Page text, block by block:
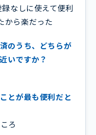
なしに使えて便利
から楽だった
のうち、どちらが
いですか？
とが最も便利だと
ろ